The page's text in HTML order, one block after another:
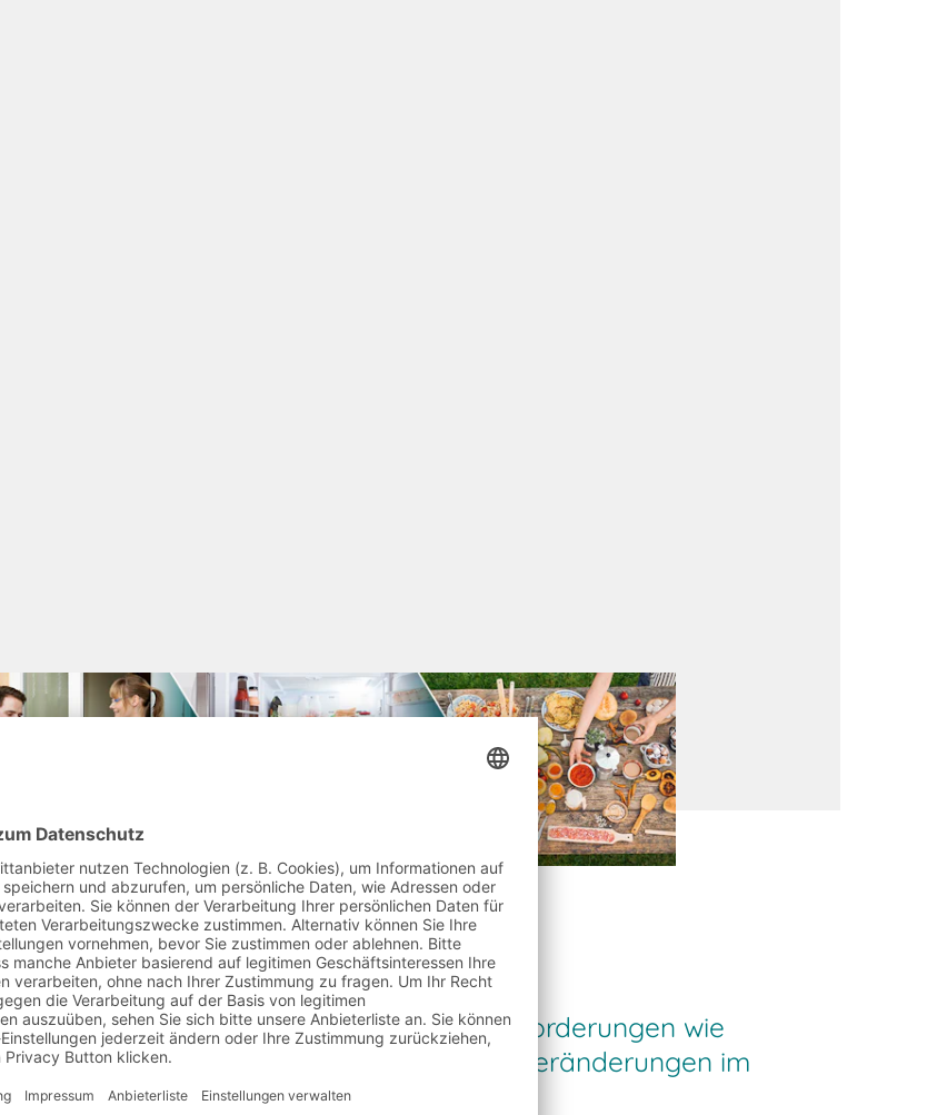
steht vor verschiedenen Herausforderungen wie
Standards, steigende Rohstoffkosten, Veränderungen im